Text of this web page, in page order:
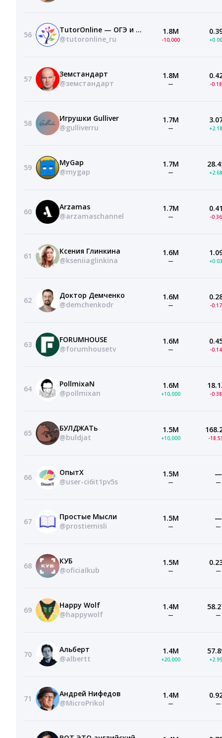
56
TutorOnline — ОГЭ и ЕГЭ, уроки для школьников
@tutoronline_ru
1.8M
-10,000
57
Земстандарт
@земстандарт
1.8M
— -
58
Игрушки Gulliver
@gulliverru
1.7M
—
59
MyGap
@mygap
1.7M
—
60
Arzamas
@arzamaschannel
1.7M
— -
61
Ксения Глинкина
@kseniiaglinkina
1.6M
—
62
Доктор Демченко
@demchenkodr
1.6M
— -
63
FORUMHOUSE
@forumhousetv
1.6M
— -
64
PollmixaN
@pollmixan
1.6M
+10,000 -
65
БУЛДЖАТь
@buldjat
1.5M
+10,000 -
66
ОпытХ
@user-ci6it1pv5s
1.5M
—
—
—
67
Простые Мысли
@prostiemisli
1.5M
—
—
—
68
КУБ
@oficialkub
1.5M
— —
69
Happy Wolf
@happywolf
1.4M
— —
70
Альберт
@albertt
1.4M
+20,000
71
Андрей Нифедов
@MicroPrikol
1.4M
— —